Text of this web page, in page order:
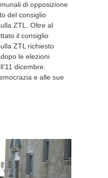
di opposizione
del consiglio
ZTL. Oltre al
il consiglio
ZTL richiesto
le elezioni
dicembre.
e alle sue